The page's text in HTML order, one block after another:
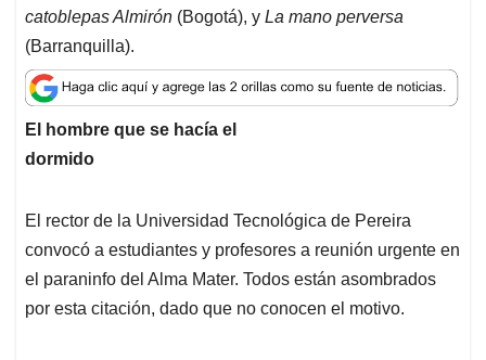
catoblepas Almirón (Bogotá), y La mano perversa
(Barranquilla).
El hombre que se hacía el
dormido
El rector de la Universidad Tecnológica de Pereira
convocó a estudiantes y profesores a reunión urgente en
el paraninfo del Alma Mater. Todos están asombrados
por esta citación, dado que no conocen el motivo.